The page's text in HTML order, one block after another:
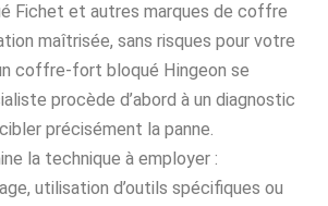
Fichet et autres marques de coffre
maîtrisée, sans risques pour votre
coffre-fort bloqué Hingeon se
procède d’abord à un diagnostic
précisément la panne.
la technique à employer :
utilisation d’outils spécifiques ou